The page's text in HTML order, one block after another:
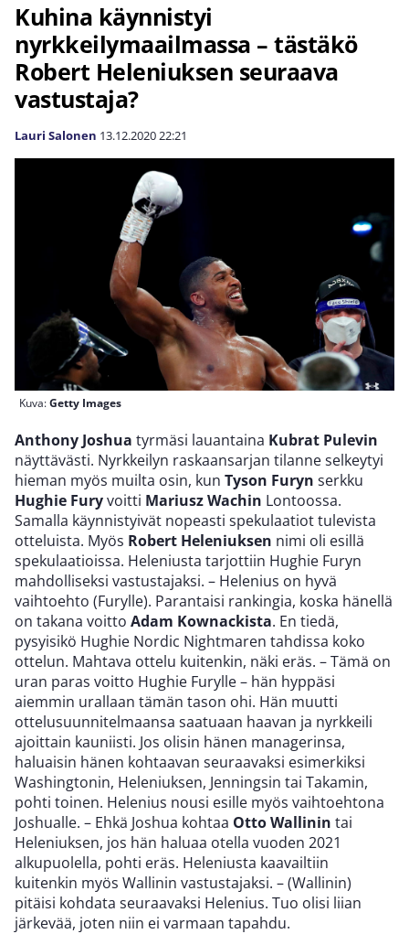
Kuhina käynnistyi
nyrkkeilymaailmassa – tästäkö
Robert Heleniuksen seuraava
vastustaja?
Lauri Salonen 13.12.202022:21
Kuva:Getty Images
Anthony Joshua tyrmäsi lauantaina Kubrat Pulevin
näyttävästi. Nyrkkeilyn raskaansarjan tilanne selkeytyi
hieman myös muilta osin, kun Tyson Furyn serkku
Hughie Furyvoitti Mariusz Wachin Lontoossa.
Samalla käynnistyivät nopeasti spekulaatiot tulevista
otteluista. Myös Robert Heleniuksen nimi oli esillä
spekulaatioissa. Heleniusta tarjottiin Hughie Furyn
mahdolliseksi vastustajaksi. – Helenius on hyvä
vaihtoehto (Furylle). Parantaisi rankingia, koska hänellä
on takana voitto Adam Kownackista. En tiedä,
pysyisikö Hughie Nordic Nightmaren tahdissa koko
ottelun. Mahtava ottelu kuitenkin, näki eräs. – Tämä on
uran paras voitto Hughie Furylle – hän hyppäsi
aiemmin urallaan tämän tason ohi. Hän muutti
ottelusuunnitelmaansa saatuaan haavan ja nyrkkeili
ajoittain kauniisti. Jos olisin hänen managerinsa,
haluaisin hänen kohtaavan seuraavaksi esimerkiksi
Washingtonin, Heleniuksen, Jenningsin tai Takamin,
pohti toinen. Helenius nousi esille myös vaihtoehtona
Joshualle. – Ehkä Joshua kohtaa Otto Wallinin tai
Heleniuksen, jos hän haluaa otella vuoden 2021
alkupuolella, pohti eräs. Heleniusta kaavailtiin
kuitenkin myös Wallinin vastustajaksi. – (Wallinin)
pitäisi kohdata seuraavaksi Helenius. Tuo olisi liian
järkevää, joten niin ei varmaan tapahdu.